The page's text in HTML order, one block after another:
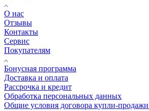
О нас
Отзывы
Контакты
Сервис
Покупателям
Бонусная программа
Доставка и оплата
Рассрочка и кредит
Обработка персональных данных
Общие условия договора купли-